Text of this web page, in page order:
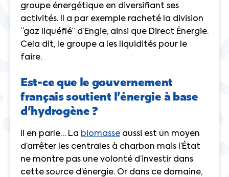
groupe énergétique en diversifiant ses
activités. Il a par exemple racheté la division
“gaz liquéfié” d’Engie, ainsi que Direct Énergie.
Cela dit, le groupe a les liquidités pour le
faire.
Est-ce que le gouvernement
français soutient l’énergie à base
d’hydrogène ?
Il en parle… La biomasse aussi est un moyen
d’arrêter les centrales à charbon mais l’État
ne montre pas une volonté d’investir dans
cette source d’énergie. Or dans ce domaine,